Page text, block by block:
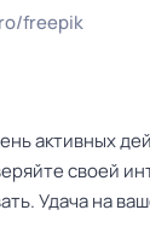
freepik
активных
своей
Удача на